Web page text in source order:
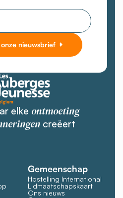
nieuwsbrief
elke ontmoeting
creëert
Gemeenschap
Hostelling International
Lidmaatschapskaart
Ons nieuws